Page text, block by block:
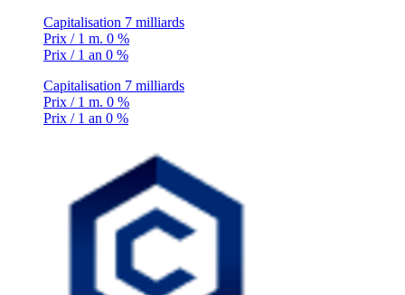
Capitalisation 7 milliards
Prix / 1 m. 0 %
Prix / 1 an 0 %
Capitalisation 7 milliards
Prix / 1 m. 0 %
Prix / 1 an 0 %